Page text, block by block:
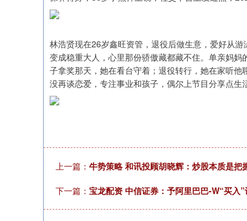
林浩贤现在26岁鑫旺资管，退役后做生意，爱好从
变成稳重大人，心里那份骄傲藏都藏不住。单亲妈
子拿奖那天，她在看台守着；退役转行，她在家听
没再谈恋爱，专注事业和孩子，偶尔上节目分享点生
上一篇： 牛势策略 和讯投顾胡晓辉：炒股本质是把
下一篇： 宝龙配资 中信证券：予阿里巴巴-W“买入